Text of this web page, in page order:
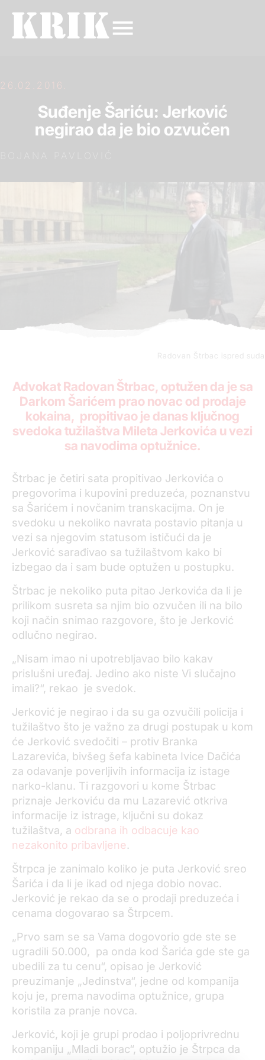
26.02.2016.
Suđenje Šariću: Jerković
negirao da je bio ozvučen
Radovan Štrbac ispred suda
Advokat Radovan Štrbac, optužen da je sa
Darkom Šarićem prao novac od prodaje
kokaina, propitivao je danas ključnog
svedoka tužilaštva Mileta Jerkovića u vezi
sa navodima optužnice.
Štrbac je četiri sata propitivao Jerkovića o
pregovorima i kupovini preduzeća, poznanstvu
sa Šarićem i novčanim transkacijma. On je
svedoku u nekoliko navrata postavio pitanja u
vezi sa njegovim statusom ističući da je
Jerković sarađivao sa tužilaštvom kako bi
izbegao da i sam bude optužen u postupku.
Štrbac je nekoliko puta pitao Jerkovića da li je
prilikom susreta sa njim bio ozvučen ili na bilo
koji način snimao razgovore, što je Jerković
odlučno negirao.
„Nisam imao ni upotrebljavao bilo kakav
prislušni uređaj. Jedino ako niste Vi slučajno
imali?“, rekao je svedok.
Jerković je negirao i da su ga ozvučili policija i
tužilaštvo što je važno za drugi postupak u kom
će Jerković svedočiti – protiv Branka
Lazarevića, bivšeg šefa kabineta Ivice Dačića
za odavanje poverljivih informacija iz istage
narko-klanu. Ti razgovori u kome Štrbac
priznaje Jerkoviću da mu Lazarević otkriva
informacije iz istrage, ključni su dokaz
tužilaštva, a odbrana ih odbacuje kao
nezakonito pribavljene.
Štrpca je zanimalo koliko je puta Jerković sreo
Šarića i da li je ikad od njega dobio novac.
Jerković je rekao da se o prodaji preduzeća i
cenama dogovarao sa Štrpcem.
„Prvo sam se sa Vama dogovorio gde ste se
ugradili 50.000, pa onda kod Šarića gde ste ga
ubedili za tu cenu“, opisao je Jerković
preuzimanje „Jedinstva“, jedne od kompanija
koju je, prema navodima optužnice, grupa
koristila za pranje novca.
Jerković, koji je grupi prodao i poljoprivrednu
kompaniju „Mladi borac“, optužio je Štrpca da